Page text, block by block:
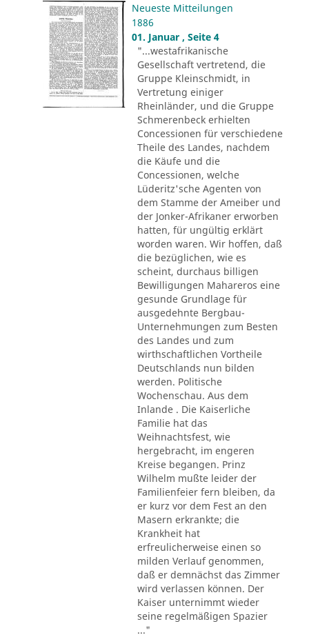
Neueste Mitteilungen
1886
01. Januar , Seite 4
"...westafrikanische
Gesellschaft vertretend, die
Gruppe Kleinschmidt, in
Vertretung einiger
Rheinländer, und die Gruppe
Schmerenbeck erhielten
Concessionen für verschiedene
Theile des Landes, nachdem
die Käufe und die
Concessionen, welche
Lüderitz'sche Agenten von
dem Stamme der Ameiber und
der Jonker-Afrikaner erworben
hatten, für ungültig erklärt
worden waren. Wir hoffen, daß
die bezüglichen, wie es
scheint, durchaus billigen
Bewilligungen Mahareros eine
gesunde Grundlage für
ausgedehnte Bergbau-
Unternehmungen zum Besten
des Landes und zum
wirthschaftlichen Vortheile
Deutschlands nun bilden
werden. Politische
Wochenschau. Aus dem
Inlande . Die Kaiserliche
Familie hat das
Weihnachtsfest, wie
hergebracht, im engeren
Kreise begangen. Prinz
Wilhelm mußte leider der
Familienfeier fern bleiben, da
er kurz vor dem Fest an den
Masern erkrankte; die
Krankheit hat
erfreulicherweise einen so
milden Verlauf genommen,
daß er demnächst das Zimmer
wird verlassen können. Der
Kaiser unternimmt wieder
seine regelmäßigen Spazier
..."